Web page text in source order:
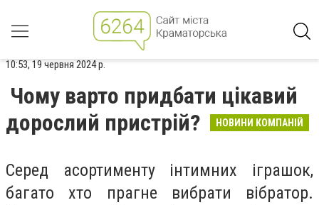
10:53, 19 червня 2024 р.
Чому варто придбати цікавий
дорослий пристрій?
НОВИНИ КОМПАНІЙ
Серед асортименту інтимних іграшок,
багато хто прагне вибрати вібратор.